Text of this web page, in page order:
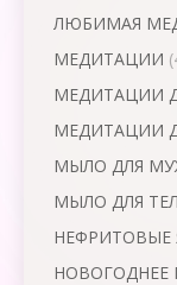
ЛЮБИМАЯ
МЕДИТАЦИИ
МЕДИТАЦИИ
МЕДИТАЦИИ
МЫЛО ДЛЯ
МЫЛО ДЛЯ
НЕФРИТОВЫЕ